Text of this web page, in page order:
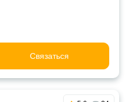
Связаться